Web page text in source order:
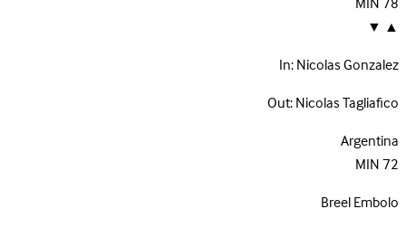
▲
▼
In:Nicolas Gonzalez
Out:Nicolas Tagliafico
Argentina
72
MIN
Breel Embolo